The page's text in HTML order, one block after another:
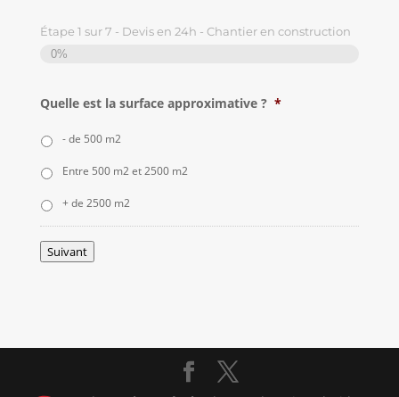
Étape 1 sur7 - Devis en 24h - Chantier en construction
0%
Quelle est la surface approximative ? *
- de 500 m2
Entre 500 m2 et 2500 m2
+ de 2500 m2
Suivant